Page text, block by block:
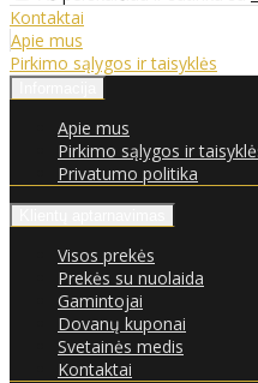
Kontaktai
Apie mus
Pirkimo sąlygos ir taisyklės
Apie mus
Pirkimo sąlygos ir
Privatumo politika
Visos prekės
Prekės su nuolaida
Gamintojai
Dovanų kuponai
Svetainės medis
Kontaktai